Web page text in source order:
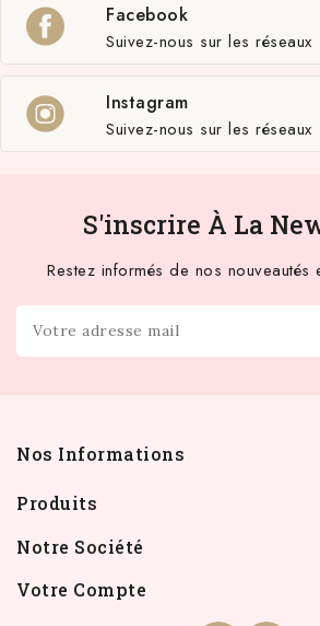
Facebook
Suivez-nous sur les réseaux
Instagram
Suivez-nous sur les réseaux
S'inscrire À La
Restez informés de nos nouveautés
Nos Informations
Produits
Notre Société
Votre Compte